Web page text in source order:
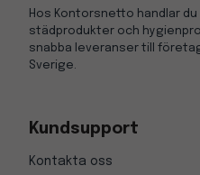
Hos Kontorsnetto handlar
städprodukter och
snabba leveranser till
Sverige.
Kundsupport
Kontakta oss